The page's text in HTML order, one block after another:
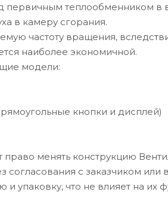
первичным теплообменником в
в камеру сгорания.
частоту вращения,
наиболее экономичной.
модели:
кнопки и дисплей)
менять конструкцию
согласования с заказчиком
упаковку, что не влияет на их